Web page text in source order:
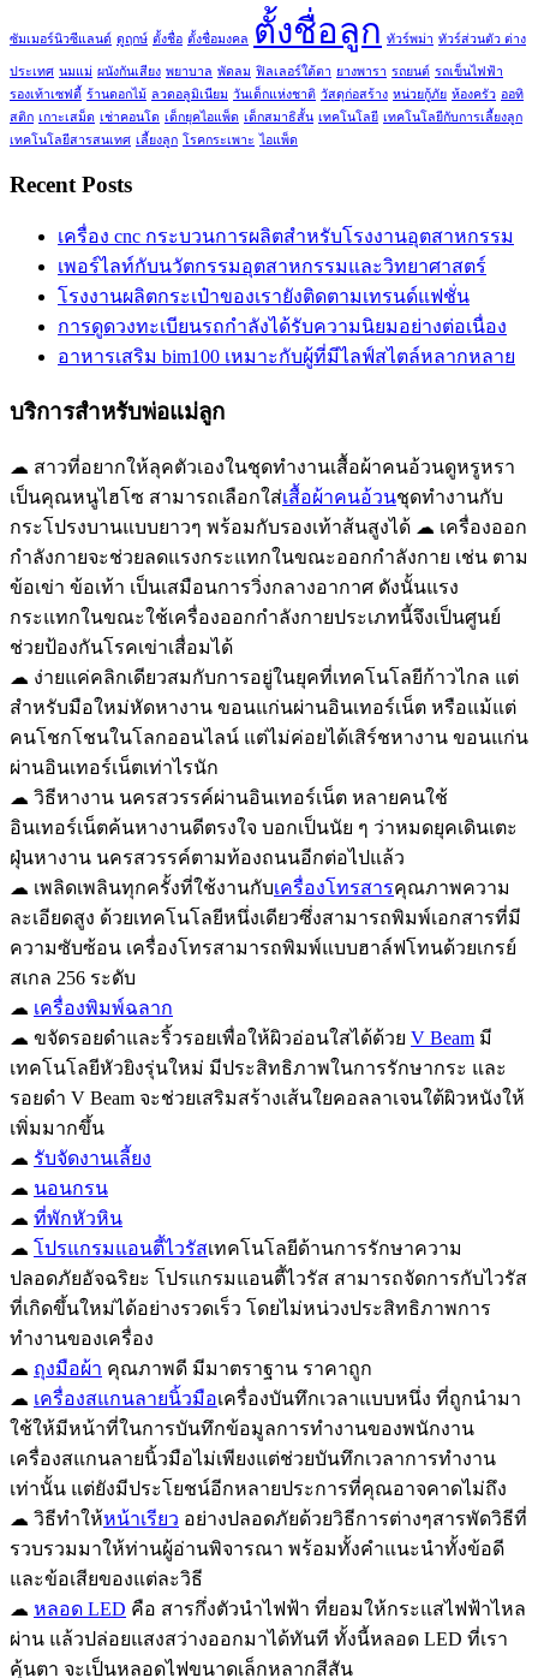
ซัมเมอร์นิวซีแลนด์ ดูฤกษ์ ตั้งชื่อ ตั้งชื่อมงคล ตั้งชื่อลูก ทัวร์พม่า ทัวร์ส่วนตัว ต่าง
ประเทศ นมแม่ ผนังกันเสียง พยาบาล พัดลม ฟิลเลอร์ใต้ตา ยางพารา รถยนต์ รถเข็นไฟฟ้า
รองเท้าเซฟตี้ ร้านดอกไม้ ลวดอลูมิเนียม วันเด็กแห่งชาติ วัสดุก่อสร้าง หน่วยกู้ภัย ห้องครัว ออทิ
สติก เกาะเสม็ด เช่าคอนโด เด็กยุคไอแพ็ด เด็กสมาธิสั้น เทคโนโลยี เทคโนโลยีกับการเลี้ยงลูก
เทคโนโลยีสารสนเทศ เลี้ยงลูก โรคกระเพาะ ไอแพ็ด
Recent Posts
เครื่อง cnc กระบวนการผลิตสำหรับโรงงานอุตสาหกรรม
เพอร์ไลท์กับนวัตกรรมอุตสาหกรรมและวิทยาศาสตร์
โรงงานผลิตกระเป๋าของเรายังติดตามเทรนด์แฟชั่น
การดูดวงทะเบียนรถกำลังได้รับความนิยมอย่างต่อเนื่อง
อาหารเสริม bim100 เหมาะกับผู้ที่มีไลฟ์สไตล์หลากหลาย
บริการสำหรับพ่อแม่ลูก
☁ สาวที่อยากให้ลุคตัวเองในชุดทำงานเสื้อผ้าคนอ้วนดูหรูหรา
เป็นคุณหนูไฮโซ สามารถเลือกใส่เสื้อผ้าคนอ้วนชุดทำงานกับ
กระโปรงบานแบบยาวๆ พร้อมกับรองเท้าส้นสูงได้ ☁ เครื่องออก
กำลังกายจะช่วยลดแรงกระแทกในขณะออกกำลังกาย เช่น ตาม
ข้อเข่า ข้อเท้า เป็นเสมือนการวิ่งกลางอากาศ ดังนั้นแรง
กระแทกในขณะใช้เครื่องออกกำลังกายประเภทนี้จึงเป็นศูนย์
ช่วยป้องกันโรคเข่าเสื่อมได้
☁ ง่ายแค่คลิกเดียวสมกับการอยู่ในยุคที่เทคโนโลยีก้าวไกล แต่
สำหรับมือใหม่หัดหางาน ขอนแก่นผ่านอินเทอร์เน็ต หรือแม้แต่
คนโชกโชนในโลกออนไลน์ แต่ไม่ค่อยได้เสิร์ชหางาน ขอนแก่น
ผ่านอินเทอร์เน็ตเท่าไรนัก
☁ วิธีหางาน นครสวรรค์ผ่านอินเทอร์เน็ต หลายคนใช้
อินเทอร์เน็ตค้นหางานดีตรงใจ บอกเป็นนัย ๆ ว่าหมดยุคเดินเตะ
ฝุ่นหางาน นครสวรรค์ตามท้องถนนอีกต่อไปแล้ว
☁ เพลิดเพลินทุกครั้งที่ใช้งานกับเครื่องโทรสารคุณภาพความ
ละเอียดสูง ด้วยเทคโนโลยีหนึ่งเดียวซึ่งสามารถพิมพ์เอกสารที่มี
ความซับซ้อน เครื่องโทรสามารถพิมพ์แบบฮาล์ฟโทนด้วยเกรย์
สเกล 256 ระดับ
☁ เครื่องพิมพ์ฉลาก
☁ ขจัดรอยดำและริ้วรอยเพื่อให้ผิวอ่อนใสได้ด้วย V Beam มี
เทคโนโลยีหัวยิงรุ่นใหม่ มีประสิทธิภาพในการรักษากระ และ
รอยดำ V Beam จะช่วยเสริมสร้างเส้นใยคอลลาเจนใต้ผิวหนังให้
เพิ่มมากขึ้น
☁ รับจัดงานเลี้ยง
☁ นอนกรน
☁ ที่พักหัวหิน
☁ โปรแกรมแอนตี้ไวรัสเทคโนโลยีด้านการรักษาความ
ปลอดภัยอัจฉริยะ โปรแกรมแอนตี้ไวรัส สามารถจัดการกับไวรัส
ที่เกิดขึ้นใหม่ได้อย่างรวดเร็ว โดยไม่หน่วงประสิทธิภาพการ
ทำงานของเครื่อง
☁ ถุงมือผ้า คุณภาพดี มีมาตราฐาน ราคาถูก
☁ เครื่องสแกนลายนิ้วมือเครื่องบันทึกเวลาแบบหนึ่ง ที่ถูกนำมา
ใช้ให้มีหน้าที่ในการบันทึกข้อมูลการทำงานของพนักงาน
เครื่องสแกนลายนิ้วมือไม่เพียงแต่ช่วยบันทึกเวลาการทำงาน
เท่านั้น แต่ยังมีประโยชน์อีกหลายประการที่คุณอาจคาดไม่ถึง
☁ วิธีทำให้หน้าเรียว อย่างปลอดภัยด้วยวิธีการต่างๆสารพัดวิธีที่
รวบรวมมาให้ท่านผู้อ่านพิจารณา พร้อมทั้งคำแนะนำทั้งข้อดี
และข้อเสียของแต่ละวิธี
☁ หลอด LED คือ สารกึ่งตัวนำไฟฟ้า ที่ยอมให้กระแสไฟฟ้าไหล
ผ่าน แล้วปล่อยแสงสว่างออกมาได้ทันที ทั้งนี้หลอด LED ที่เรา
คุ้นตา จะเป็นหลอดไฟขนาดเล็กหลากสีสัน